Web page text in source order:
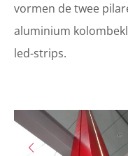
vormen de twee
aluminium
led-strips.